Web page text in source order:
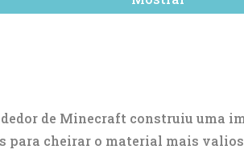
de Minecraft construiu uma
para cheirar o material mais